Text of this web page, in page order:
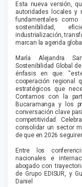
Esta nueva versión,
autoridades locales y
fundamentales como
sostenibilidad,
industrialización,
marcan la agenda
María Alejandra
Sostenibilidad Global
énfasis en que:
cooperación regional
estratégicos que
Contamos con la
Bucaramanga y los
conversación clave
competitividad.
consolidar un sector
de que en 2026
Entre los
nacionales e
abogado con
de Grupo EDISUR, y
Daniel